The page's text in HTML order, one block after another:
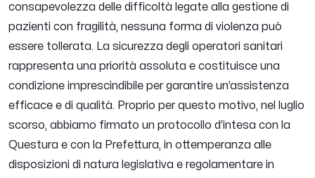
consapevolezza delle difficoltà legate alla gestione di
pazienti con fragilità, nessuna forma di violenza può
essere tollerata. La sicurezza degli operatori sanitari
rappresenta una priorità assoluta e costituisce una
condizione imprescindibile per garantire un’assistenza
efficace e di qualità. Proprio per questo motivo, nel luglio
scorso, abbiamo firmato un protocollo d’intesa con la
Questura e con la Prefettura, in ottemperanza alle
disposizioni di natura legislativa e regolamentare in